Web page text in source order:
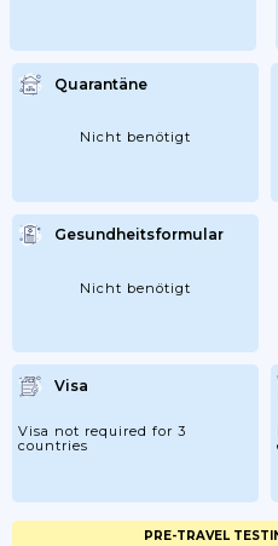
Quarantäne
Nicht benötigt
Gesundheitsformular
Nicht benötigt
Visa
Visa not required for 3
countries
PRE-TRAVEL